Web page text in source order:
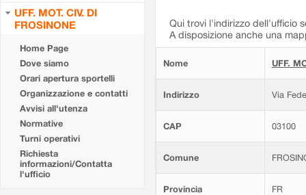
UFF. MOT. CIV. DI
FROSINONE
Home Page
Dove siamo
Orari apertura sportelli
Organizzazione e contatti
Avvisi all'utenza
Normative
Turni operativi
Richiesta
informazioni/Contatta
l'ufficio
Qui trovi l'indirizzo dell'ufficio
A disposizione anche una
Nome UFF.
Indirizzo Via
CAP 03100
Comune
Provincia FR